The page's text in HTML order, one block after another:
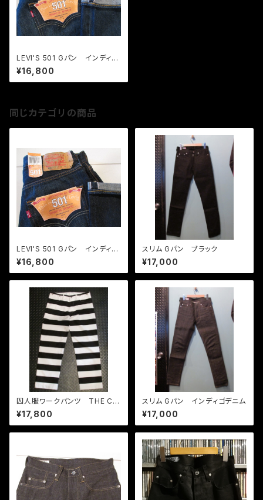
LEVI'S 501 Gパン インディゴ
セルビッチ ONE YEAR LATE
R
¥16,800
同じカテゴリの商品
LEVI'S 501 Gパン インディゴ
セルビッチ HALF YEAR LAT
ER
¥16,800
スリム Gパン ブラック
¥17,000
囚人服ワークパンツ THE CO
LTS オフィシャル
¥17,800
スリム Gパン インディゴデニム
¥17,000